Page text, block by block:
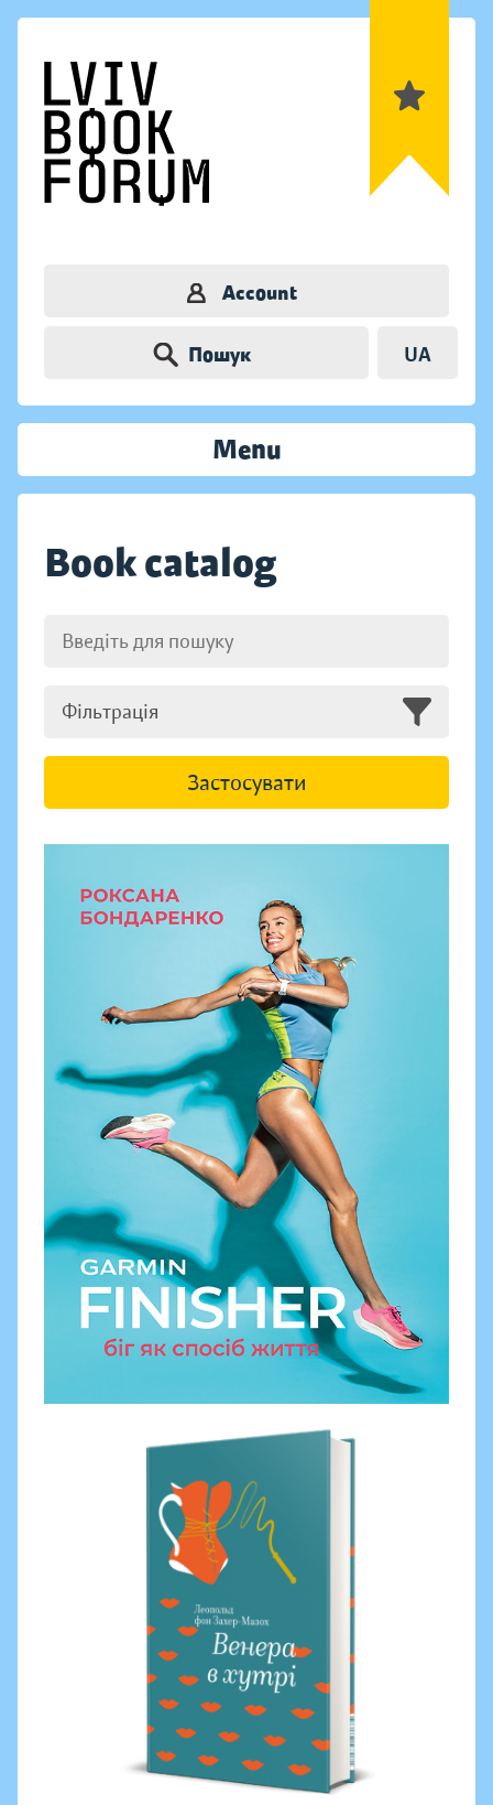
Account
Пошук UA
Menu
Book catalog
Фільтрація
Застосувати